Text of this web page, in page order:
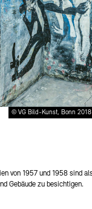
© VG Bild-Kunst, Bonn 2018
von 1957 und 1958 sind
Gebäude zu besichtigen.